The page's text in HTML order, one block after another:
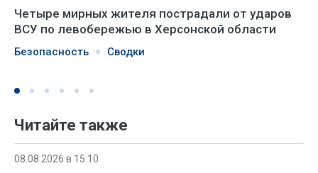
Четыре мирных жителя пострадали от ударов
ВСУ по левобережью в Херсонской области
Безопасность Сводки
Читайте также
08.08.2026 в 15:10